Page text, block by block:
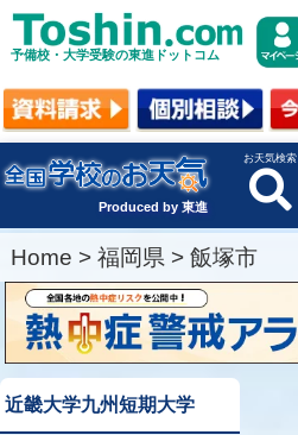
予備校・大学受験の東進ドットコム
Produced by 東進
お天気検索
Home > 福岡県 > 飯塚市
近畿大学九州短期大学